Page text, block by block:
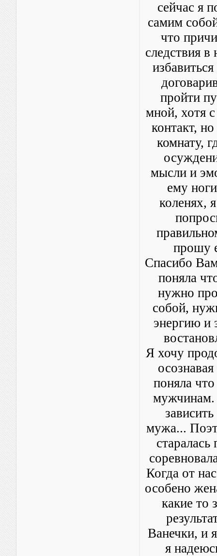
сейчас я
самим
что
следствия
пройти
мной, хотя
контакт,
комнату,
мысли и
ему
коленях,
прошу
Спасибо
поняла
нужно
собой,
энергию и
Я хочу
поняла
мужчинам.
мужа...
Когда от
особено
какие то
Ванечки, и
я